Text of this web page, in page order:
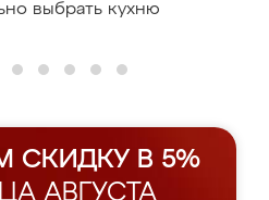
выбрать кухню
СКИДКУ В 5%
АВГУСТА